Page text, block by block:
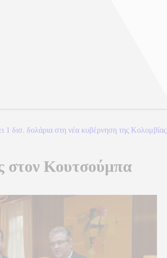
δισ. δολάρια στη νέα κυβέρνηση της Κολομβίας
στον Κουτσούμπα